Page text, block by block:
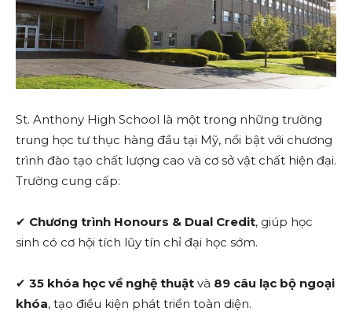
St. Anthony High School là một trong những trường
trung học tư thục hàng đầu tại Mỹ, nổi bật với chương
trình đào tạo chất lượng cao và cơ sở vật chất hiện đại.
Trường cung cấp:
✔ Chương trình Honours & Dual Credit, giúp học
sinh có cơ hội tích lũy tín chỉ đại học sớm.
✔ 35 khóa học về nghệ thuật và 89 câu lạc bộ ngoại
khóa, tạo điều kiện phát triển toàn diện.